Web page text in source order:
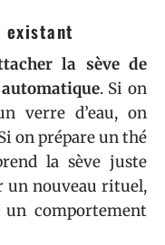
existant
la sève de
. Si on
verre d’eau, on
on prépare un thé
la sève juste
un nouveau rituel,
comportement